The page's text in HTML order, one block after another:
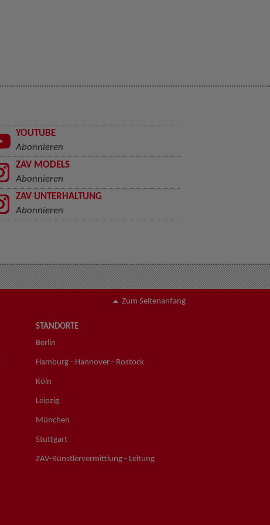
YOUTUBE
Abonnieren
ZAV MODELS
Abonnieren
ZAV UNTERHALTUNG
Abonnieren
Zum Seitenanfang
STANDORTE
Berlin
Hamburg - Hannover - Rostock
Köln
Leipzig
München
Stuttgart
ZAV-Künstlervermittlung - Leitung